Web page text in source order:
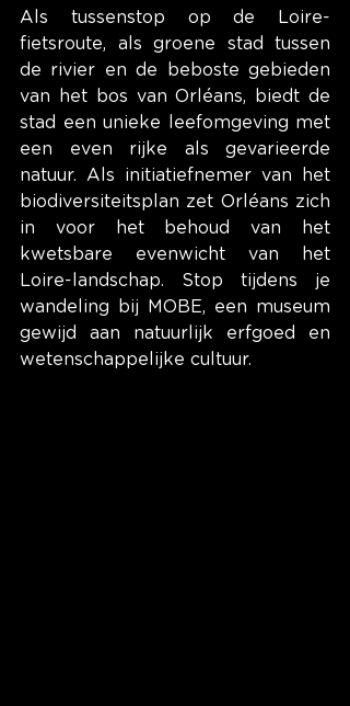
Als tussenstop op de Loire-
fietsroute, als groene stad tussen
de rivier en de beboste gebieden
van het bos van Orléans, biedt de
stad een unieke leefomgeving met
een even rijke als gevarieerde
natuur. Als initiatiefnemer van het
biodiversiteitsplan zet Orléans zich
in voor het behoud van het
kwetsbare evenwicht van het
Loire-landschap. Stop tijdens je
wandeling bij MOBE, een museum
gewijd aan natuurlijk erfgoed en
wetenschappelijke cultuur.